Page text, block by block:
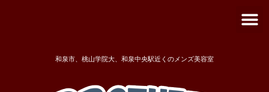
ニ
和泉市、桃山学院大、和泉中央駅近くのメンズ美容室